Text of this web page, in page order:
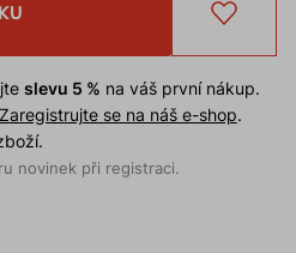
slevu 5 % na váš první nákup.
Zaregistrujte se na náš e-shop.
novinek při registraci.